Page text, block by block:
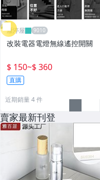
雁渟屋
改裝電器電燈無線遙控開關
$ 150~$ 360
直購
近期銷量 4 件
賣家最新刊登